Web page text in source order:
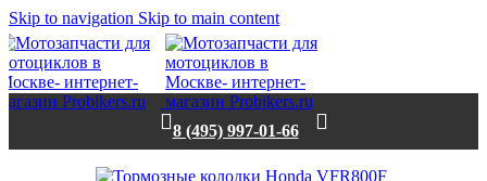
Skip to navigation Skip to main content
8 (495) 997-01-66